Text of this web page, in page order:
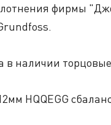
фирмы
в наличии
НQQEGG